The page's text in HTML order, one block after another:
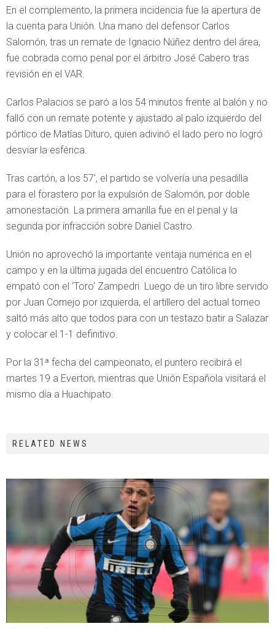
En el complemento, la primera incidencia fue la apertura de
la cuenta para Unión. Una mano del defensor Carlos
Salomón, tras un remate de Ignacio Núñez dentro del área,
fue cobrada como penal por el árbitro José Cabero tras
revisión en el VAR.
Carlos Palacios se paró a los 54 minutos frente al balón y no
falló con un remate potente y ajustado al palo izquierdo del
pórtico de Matías Dituro, quien adivinó el lado pero no logró
desviar la esférica.
Tras cartón, a los 57’, el partido se volvería una pesadilla
para el forastero por la expulsión de Salomón, por doble
amonestación. La primera amarilla fue en el penal y la
segunda por infracción sobre Daniel Castro.
Unión no aprovechó la importante ventaja numérica en el
campo y en la última jugada del encuentro Católica lo
empató con el ‘Toro’ Zampedri. Luego de un tiro libre servido
por Juan Cornejo por izquierda, el artillero del actual torneo
saltó más alto que todos para con un testazo batir a Salazar
y colocar el 1-1 definitivo.
Por la 31ª fecha del campeonato, el puntero recibirá el
martes 19 a Everton, mientras que Unión Española visitará el
mismo día a Huachipato.
RELATED NEWS